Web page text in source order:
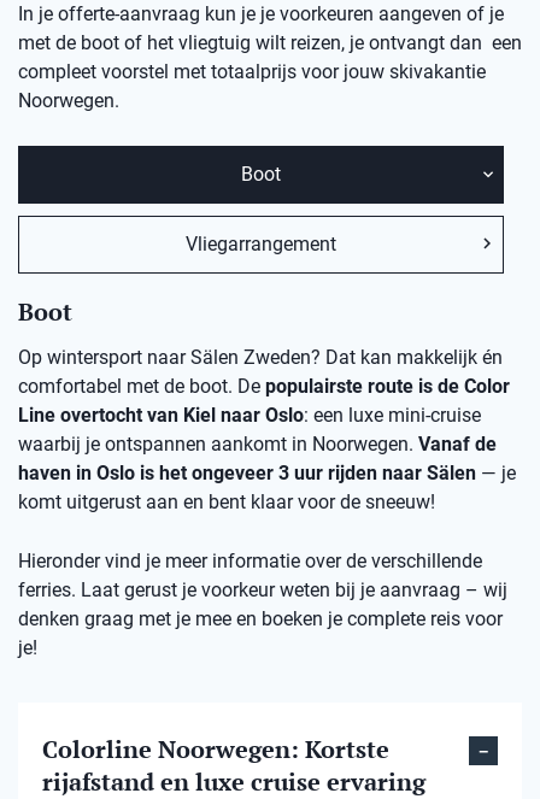
In je offerte-aanvraag kun je je voorkeuren aangeven of je
met de boot of het vliegtuig wilt reizen, je ontvangt dan een
compleet voorstel met totaalprijs voor jouw skivakantie
Noorwegen.
Boot
Vliegarrangement
Boot
Op wintersport naar Sälen Zweden? Dat kan makkelijk én
comfortabel met de boot. De populairste route is de Color
Line overtocht van Kiel naar Oslo: een luxe mini-cruise
waarbij je ontspannen aankomt in Noorwegen. Vanaf de
haven in Oslo is het ongeveer 3 uur rijden naar Sälen — je
komt uitgerust aan en bent klaar voor de sneeuw!
Hieronder vind je meer informatie over de verschillende
ferries. Laat gerust je voorkeur weten bij je aanvraag – wij
denken graag met je mee en boeken je complete reis voor
je!
Colorline Noorwegen: Kortste
rijafstand en luxe cruise ervaring